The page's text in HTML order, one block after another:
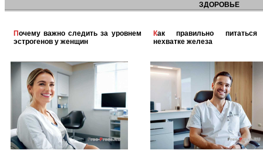
ЗДОРОВЬЕ
Почему важно следить за уровнем
эстрогенов у женщин
Как правильно питаться при
нехватке железа